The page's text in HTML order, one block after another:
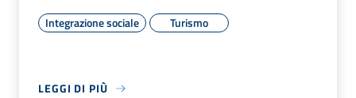
Integrazione sociale Turismo
LEGGI DI PIÙ